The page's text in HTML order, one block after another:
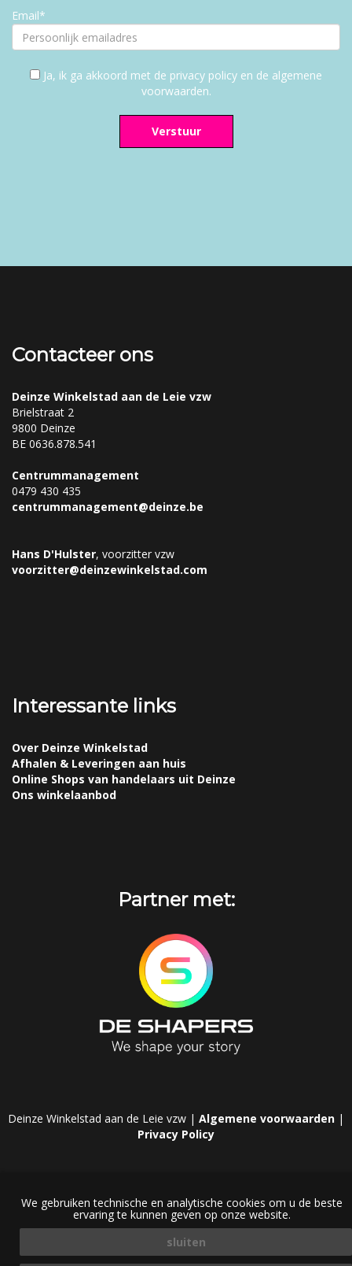
We gebruiken technische en analytische cookies om u de beste
ervaring te kunnen geven op onze website.
sluiten
Email*
Ja, ik ga akkoord met de privacy policy en de algemene
voorwaarden.
Verstuur
Contacteer ons
Deinze Winkelstad aan de Leie vzw
Brielstraat 2
9800 Deinze
BE 0636.878.541
Centrummanagement
0479 430 435
centrummanagement@deinze.be
Hans D'Hulster, voorzitter vzw
voorzitter@deinzewinkelstad.com
Interessante links
Over Deinze Winkelstad
Afhalen & Leveringen aan huis
Online Shops van handelaars uit Deinze
Ons winkelaanbod
Partner met:
Deinze Winkelstad aan de Leie vzw | Algemene voorwaarden |
Privacy Policy